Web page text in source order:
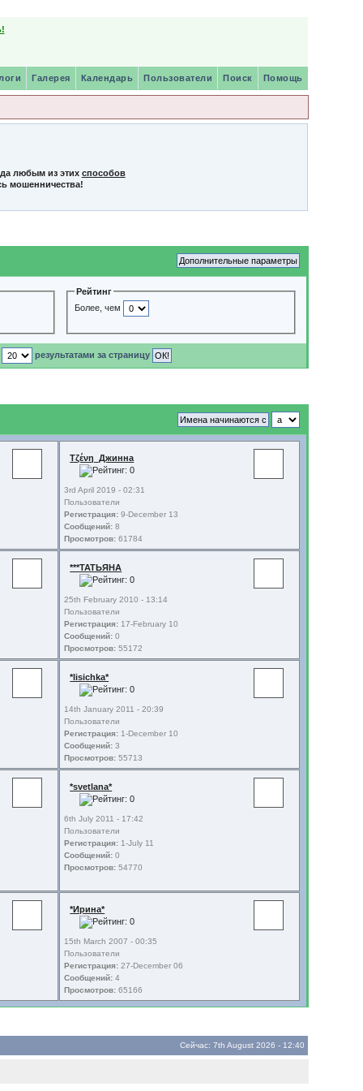
Помощь
Поиск
Пользователи
Календарь
Галерея
любым из этих способов
мошенничества!
Рейтинг
Более, чем
результатами за страницу
Τζένη_Джинна
3rd April 2019 - 02:31
Пользователи
Регистрация: 9-December 13
Сообщений: 8
Просмотров: 61784
***ТАТЬЯНА
25th February 2010 - 13:14
Пользователи
Регистрация: 17-February 10
Сообщений: 0
Просмотров: 55172
*lisichka*
14th January 2011 - 20:39
Пользователи
Регистрация: 1-December 10
Сообщений: 3
Просмотров: 55713
*svetlana*
6th July 2011 - 17:42
Пользователи
Регистрация: 1-July 11
Сообщений: 0
Просмотров: 54770
*Ирина*
15th March 2007 - 00:35
Пользователи
Регистрация: 27-December 06
Сообщений: 4
Просмотров: 65166
Сейчас: 7th August 2026 - 12:40